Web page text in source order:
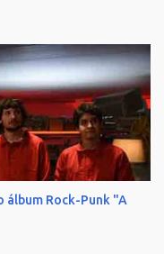
álbum Rock-Punk "A